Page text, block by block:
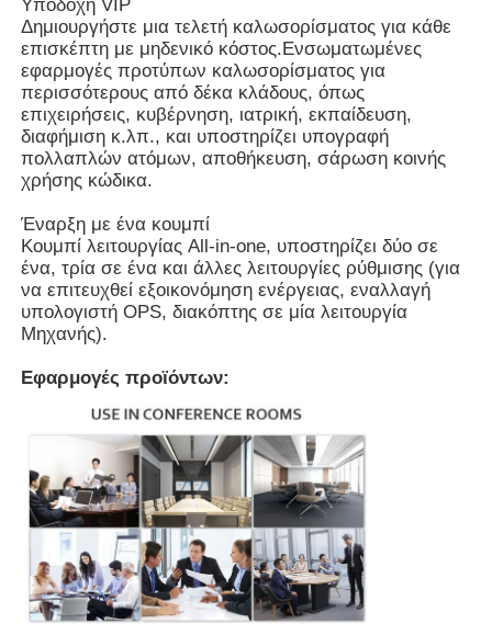
Διαλογικό whiteboard IR
Ευφυής πίνακας
Διαλογική επίπεδη οθόνη διασκέψεων
Υποδοχή VIP
Δημιουργήστε μια τελετή καλωσορίσματος για κάθε
επισκέπτη με μηδενικό κόστος.Ενσωματωμένες
εφαρμογές προτύπων καλωσορίσματος για
περισσότερους από δέκα κλάδους, όπως
επιχειρήσεις, κυβέρνηση, ιατρική, εκπαίδευση,
διαφήμιση κ.λπ., και υποστηρίζει υπογραφή
πολλαπλών ατόμων, αποθήκευση, σάρωση κοινής
χρήσης κώδικα.
Έναρξη με ένα κουμπί
Κουμπί λειτουργίας All-in-one, υποστηρίζει δύο σε
ένα, τρία σε ένα και άλλες λειτουργίες ρύθμισης (για
να επιτευχθεί εξοικονόμηση ενέργειας, εναλλαγή
υπολογιστή OPS, διακόπτης σε μία λειτουργία
Μηχανής).
Εφαρμογές προϊόντων: